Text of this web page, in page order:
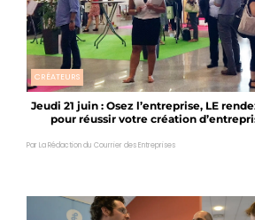
CRÉATEURS
Jeudi 21 juin : Osez l’entreprise, LE
pour réussir votre création
Par La Rédaction du Courrier des Entreprises